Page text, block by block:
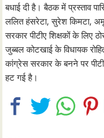
बधाई दी है। बैठक में प्रस्ताव
ललित हंसरेटा, सुरेश किमटा,
सरकार पीटीए शिक्षकों के लिए
जुब्बल कोटखाई के विधायक
कांग्रेस सरकार के बनने पर
हट गई है।